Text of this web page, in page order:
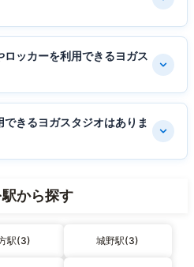
ッカーを利用できるヨガス
きるヨガスタジオはありま
から探す
駅(3) 城野駅(3)